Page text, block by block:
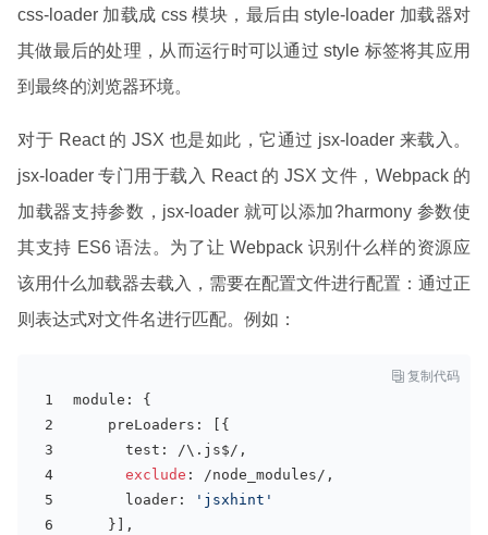
css-loader 加载成 css 模块，最后由 style-loader 加载器对
其做最后的处理，从而运行时可以通过 style 标签将其应用
到最终的浏览器环境。
对于 React 的 JSX 也是如此，它通过 jsx-loader 来载入。
jsx-loader 专门用于载入 React 的 JSX 文件，Webpack 的
加载器支持参数，jsx-loader 就可以添加?harmony 参数使
其支持 ES6 语法。为了让 Webpack 识别什么样的资源应
该用什么加载器去载入，需要在配置文件进行配置：通过正
则表达式对文件名进行匹配。例如：
 复制代码
module: {
    preLoaders: [{
      test:
/\.js$/ ,
exclude : /node_modules/ ,
      loader:
'jsxhint'
    }],